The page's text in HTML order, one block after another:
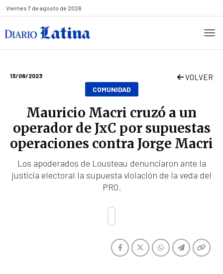
Viernes 7 de agosto de 2026
13/08/2023 VOLVER
COMUNIDAD
Mauricio Macri cruzó a un
operador de JxC por supuestas
operaciones contra Jorge Macri
Los apoderados de Lousteau denunciaron ante la
justicia electoral la supuesta violación de la veda del
PRO.